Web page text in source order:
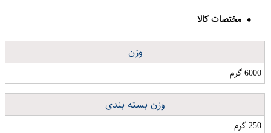
مختصات کالا
وزن
6000 گرم
وزن بسته بندی
250 گرم